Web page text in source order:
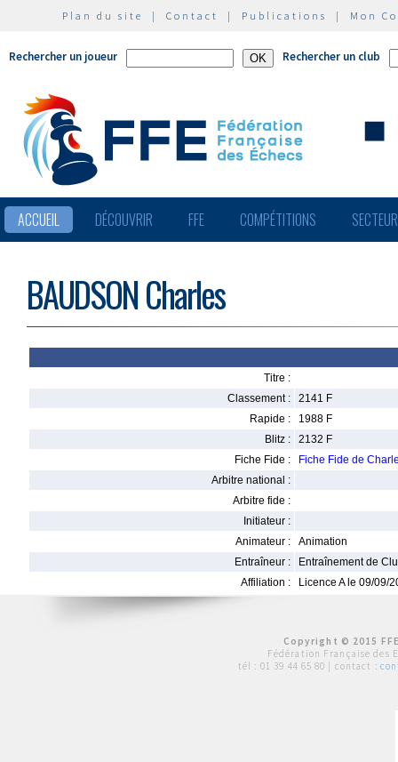
Plan du site | Contact | Publications | Mon
Rechercher un joueur Rechercher un club
ACCUEIL DÉCOUVRIR FFE COMPÉTITIONS
BAUDSON Charles
Titre :
Classement :
2141 F
Rapide :
1988 F
Blitz :
2132 F
Fiche Fide :
Fiche Fide de
Arbitre national :
Arbitre fide :
Initiateur :
Animateur :
Animation
Entraîneur :
Entraînement de
Affiliation :
Licence A le 09/09/
Copyright © 2015
Fédération Française des
tél : 01 39 44 65 80 | contact :